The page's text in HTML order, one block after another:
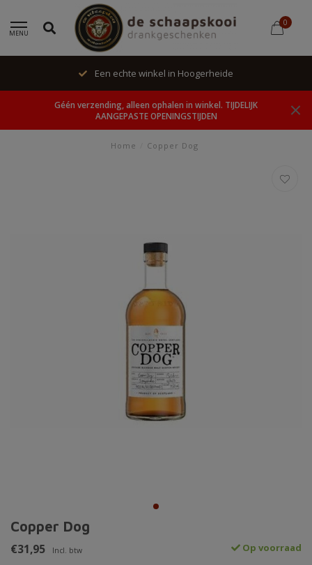
MENU
0
Unieke cadeaus en
Géén verzending, alleen ophalen in winkel. TIJDELIJK
AANGEPASTE OPENINGSTIJDEN
Home Copper Dog
Copper Dog
€31,95 Incl. btw Op voorraad